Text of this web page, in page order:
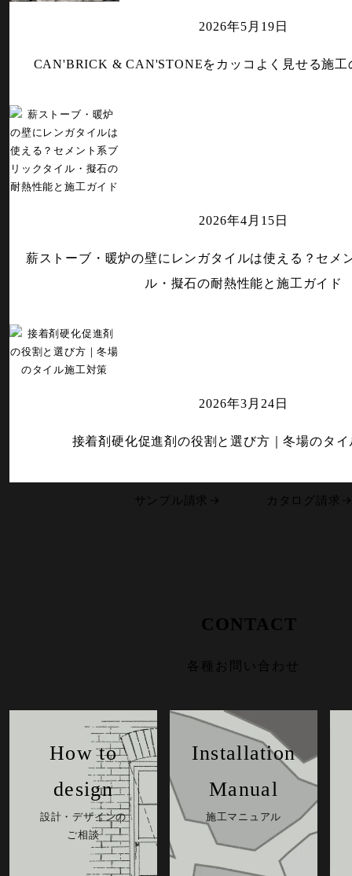
2026年5月19日
CAN'BRICK & CAN'STONEをカッコよく見せる施工
2026年4月15日
薪ストーブ・暖炉の壁にレンガタイルは使える？セメ
ル・擬石の耐熱性能と施工ガイド
2026年3月24日
接着剤硬化促進剤の役割と選び方｜冬場のタ
サンプル請求 カタログ請求
CONTACT
各種お問い合わせ
How to
design
設計・デザインの
ご相談
Installation
Manual
施工マニュアル